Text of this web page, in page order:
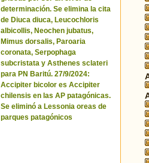
determinación. Se elimina la cita
de Diuca diuca, Leucochloris
albicollis, Neochen jubatus,
Mimus dorsalis, Paroaria
coronata, Serpophaga
subcristata y Asthenes sclateri
para PN Baritú. 27/9/2024:
Accipiter bicolor es Accipiter
chilensis en las AP patagónicas.
Se eliminó a Lessonia oreas de
parques patagónicos